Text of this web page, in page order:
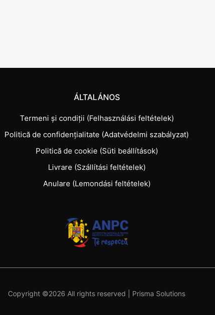
ÁLTALÁNOS
Termeni și condiții (Felhasználási feltételek)
Politică de confidențialitate (Adatvédelmi szabályzat)
Politică de cookie (Süti beállítások)
Livrare (Szállítási feltételek)
Anulare (Lemondási feltételek)
Copyright ©2026 All rights reserved | Prisma Solutions